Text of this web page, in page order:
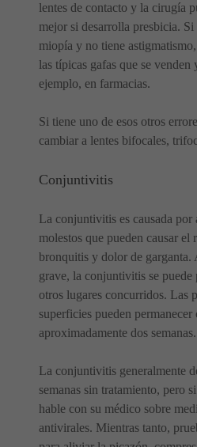
lentes de contacto y la cirugía
mejor si desarrolla presbicia.
miopía y no tiene
las típicas gafas que se venden
ejemplo, en farmacias.
Si tiene uno de esos otros
cambiar a lentes bifocales,
Conjuntivitis
La conjuntivitis es causada
molestos que pueden causar el
bronquitis y dolor de garganta.
grave, la conjuntivitis se
otros lugares concurridos. Las
superficies pueden
aproximadamente dos semanas.
La conjuntivitis generalmente
semanas sin tratamiento, pero
hable con su médico sobre
antivirales. Mientras tanto,